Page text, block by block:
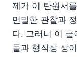
제가 이 탄원서
면밀한 관찰과
다. 그러니 이 글
들과 형식상 상